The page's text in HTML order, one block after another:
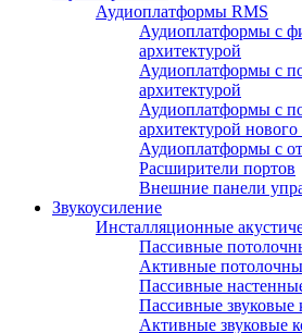
Аудиоплатформы RMS
Аудиоплатформы с
архитектурой
Аудиоплатформы с
архитектурой
Аудиоплатформы с
архитектурой
Аудиоплатформы с
Расширители портов
Внешние панели
Звукоусиление
Инсталляционные
Пассивные
Активные
Пассивные
Пассивные звуковые
Активные звуковые